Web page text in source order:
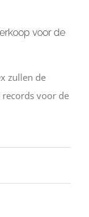
voor de
zullen de
records voor de